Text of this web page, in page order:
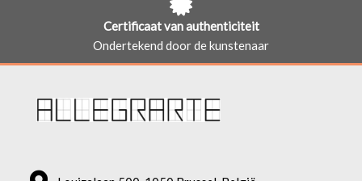
Certificaat van authenticiteit
Ondertekend door de kunstenaar